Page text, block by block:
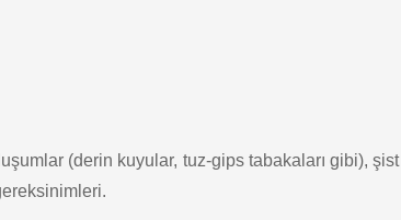
(derin kuyular, tuz-gips tabakaları gibi), şist